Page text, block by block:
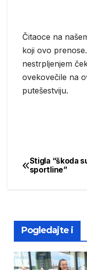
Čitaoce na
koji ovo
nestrpljenjem
ovekovečile na
putešestviju.
Post
Stigla “škoda
sportline”
Pogledajte i